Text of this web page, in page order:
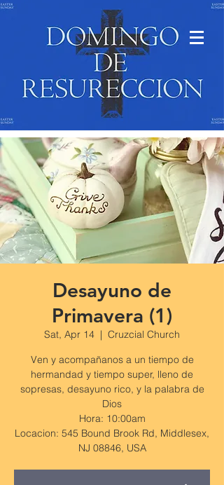
Desayuno de
Primavera (1)
Sat, Apr 14
  |
Cruzcial Church
Ven y acompañanos a un tiempo de
hermandad y tiempo super, lleno de
sopresas, desayuno rico, y la palabra de
Dios
Hora: 10:00am
Locacion: 545 Bound Brook Rd, Middlesex,
NJ 08846, USA